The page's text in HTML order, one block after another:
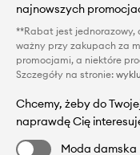
najnowszych
**Rabat jest jednorazowy,
ważny przy zakupach za
promocjami, a niektóre
Szczegóły na stronie:
Chcemy, żeby do
naprawdę Cię
Moda damska